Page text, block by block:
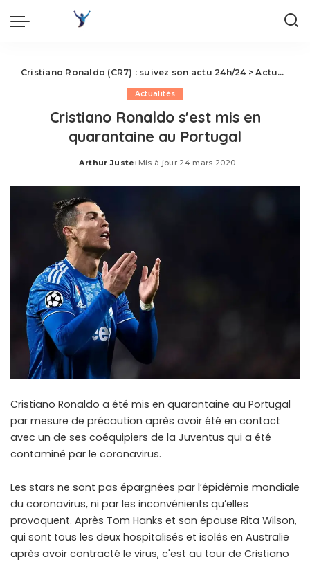
Cristiano Ronaldo (CR7) : suivez son actu 24h/24 >Actualités
Actualités
Cristiano Ronaldo s'est mis en
quarantaine au Portugal
Posted
Arthur Juste Mis à jour 24 mars 2020
Cristiano Ronaldo a été mis en quarantaine au Portugal
par mesure de précaution après avoir été en contact
avec un de ses coéquipiers de la Juventus qui a été
contaminé par le coronavirus.
Les stars ne sont pas épargnées par l’épidémie mondiale
du coronavirus, ni par les inconvénients qu’elles
provoquent. Après Tom Hanks et son épouse Rita Wilson,
qui sont tous les deux hospitalisés et isolés en Australie
après avoir contracté le virus, c'est au tour de Cristiano